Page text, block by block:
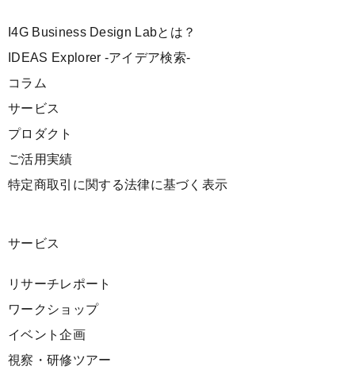
I4G Business Design Labとは？
IDEAS Explorer -アイデア検索-
コラム
サービス
プロダクト
ご活用実績
特定商取引に関する法律に基づく表示
サービス
リサーチレポート
ワークショップ
イベント企画
視察・研修ツアー